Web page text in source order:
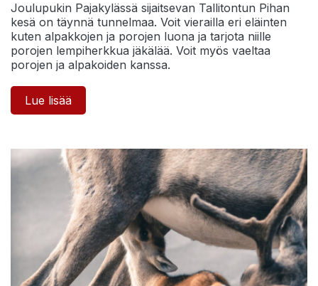
Joulupukin Pajakylässä sijaitsevan Tallitontun Pihan
kesä on täynnä tunnelmaa. Voit vierailla eri eläinten
kuten alpakkojen ja porojen luona ja tarjota niille
porojen lempiherkkua jäkälää. Voit myös vaeltaa
porojen ja alpakoiden kanssa.
Lue lisää